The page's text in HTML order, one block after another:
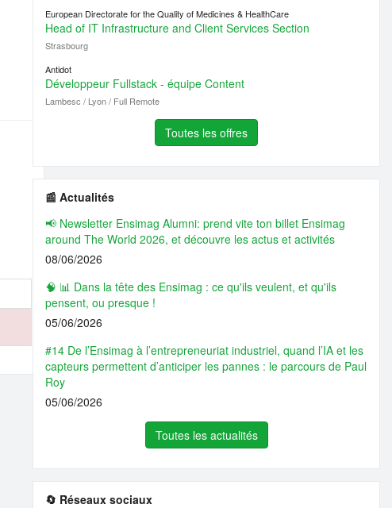
European Directorate for the Quality of Medicines & HealthCare
Head of IT Infrastructure and Client Services Section
Strasbourg
Antidot
Développeur Fullstack - équipe Content
Lambesc / Lyon / Full Remote
Toutes les offres
📰 Actualités
📢 Newsletter Ensimag Alumni: prend vite ton billet Ensimag
around The World 2026, et découvre les actus et activités
08/06/2026
🧠 📊 Dans la tête des Ensimag : ce qu'ils veulent, et qu'ils
pensent, ou presque !
05/06/2026
#14 De l’Ensimag à l’entrepreneuriat industriel, quand l’IA et les
capteurs permettent d’anticiper les pannes : le parcours de Paul
Roy
05/06/2026
Toutes les actualités
🔄 Réseaux sociaux